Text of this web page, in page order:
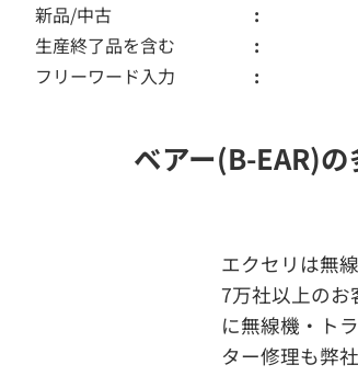
新品/中古
生産終了品を含む
フリーワード入力
ベアー(B-EAR)
エクセリは無
7万社以上のお
に無線機・ト
ター修理も弊